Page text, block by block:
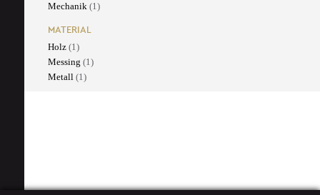
Mechanik (1)
MATERIAL
Holz (1)
Messing (1)
Metall (1)